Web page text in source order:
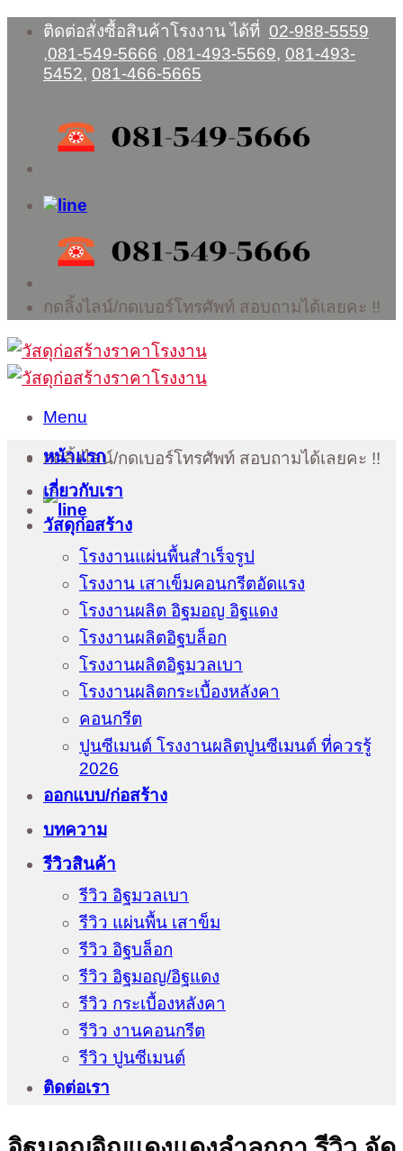
Skip
content
ติดต่อสั่งซื้อสินค้าโรงงาน ได้ที่ 02-988-5559
,081-549-5666 ,081-493-5569, 081-493-
5452, 081-466-5665
กดลิ้งไลน์/กดเบอร์โทรศัพท์ สอบถามได้เลยคะ !!
Menu
กดลิ้งไลน์/กดเบอร์โทรศัพท์ สอบถามได้เลยคะ !!
หน้าแรก
เกี่ยวกับเรา
วัสดุก่อสร้าง
โรงงานแผ่นพื้นสำเร็จรูป
โรงงาน เสาเข็มคอนกรีตอัดแรง
โรงงานผลิต อิฐมอญ อิฐแดง
โรงงานผลิตอิฐบล็อก
โรงงานผลิตอิฐมวลเบา
โรงงานผลิตกระเบื้องหลังคา
คอนกรีต
ปูนซีเมนต์ โรงงานผลิตปูนซีเมนต์ ที่ควรรู้
2026
ออกแบบ/ก่อสร้าง
บทความ
รีวิวสินค้า
รีวิว อิฐมวลเบา
รีวิว แผ่นพื้น เสาข็ม
รีวิว อิฐบล็อก
รีวิว อิฐมอญ/อิฐแดง
รีวิว กระเบื้องหลังคา
รีวิว งานคอนกรีต
รีวิว ปูนซีเมนต์
ติดต่อเรา